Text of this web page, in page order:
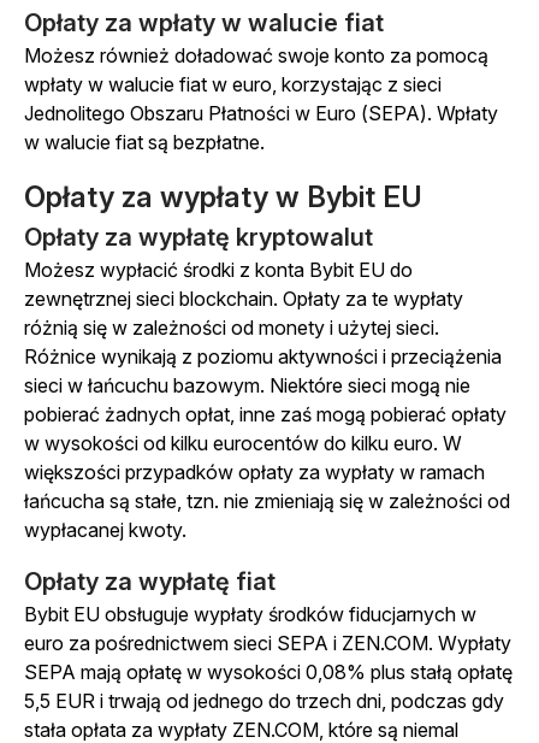
Opłaty za wpłaty w walucie fiat
Możesz również doładować swoje konto za pomocą
wpłaty w walucie fiat w euro, korzystając z sieci
Jednolitego Obszaru Płatności w Euro (SEPA). Wpłaty
w walucie fiat są bezpłatne.
Opłaty za wypłaty w Bybit EU
Opłaty za wypłatę kryptowalut
Możesz wypłacić środki z konta Bybit EU do
zewnętrznej sieci blockchain. Opłaty za te wypłaty
różnią się w zależności od monety i użytej sieci.
Różnice wynikają z poziomu aktywności i przeciążenia
sieci w łańcuchu bazowym. Niektóre sieci mogą nie
pobierać żadnych opłat, inne zaś mogą pobierać opłaty
w wysokości od kilku eurocentów do kilku euro. W
większości przypadków opłaty za wypłaty w ramach
łańcucha są stałe, tzn. nie zmieniają się w zależności od
wypłacanej kwoty.
Opłaty za wypłatę fiat
Bybit EU obsługuje wypłaty środków fiducjarnych w
euro za pośrednictwem sieci SEPA i ZEN.COM. Wypłaty
SEPA mają opłatę w wysokości 0,08% plus stałą opłatę
5,5 EUR i trwają od jednego do trzech dni, podczas gdy
stała opłata za wypłaty ZEN.COM, które są niemal